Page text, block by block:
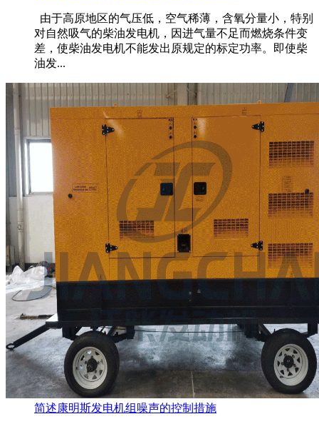
由于高原地区的气压低，空气稀薄，含氧分量小，特别
对自然吸气的柴油发电机，因进气量不足而燃烧条件变
差，使柴油发电机不能发出原规定的标定功率。即使柴
油发...
简述康明斯发电机组噪声的控制措施